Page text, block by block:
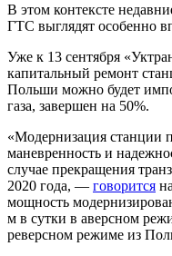
В этом контексте
ГТС выглядят особенно
Уже к 13 сентября
капитальный ремонт
Польши можно будет
газа, завершен на 50%.
«Модернизация станции
маневренность и
случае прекращения
2020 года, — говорится
мощность
м в сутки в аверсном
реверсном режиме из